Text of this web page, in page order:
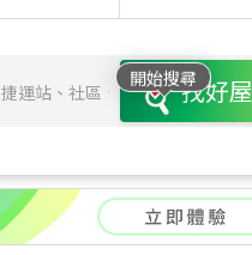
開始搜尋
找好屋